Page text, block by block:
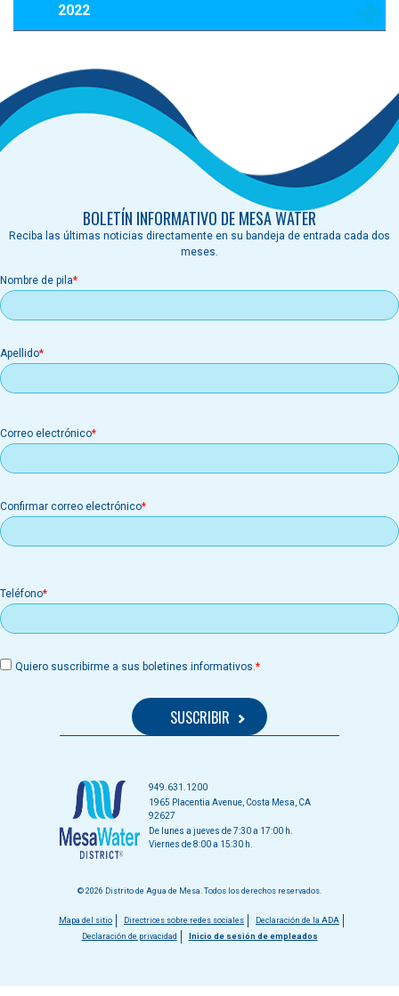
2022
BOLETÍN INFORMATIVO DE MESA WATER
Reciba las últimas noticias directamente en su bandeja de entrada cada dos
meses.
Nombre de pila
Apellido
Correo
electrónico
Correo electrónico
Confirmar correo electrónico
Teléfono
Quiero suscribirme a sus boletines informativos.
949.631.1200
1965 Placentia Avenue, Costa Mesa, CA
92627
De lunes a jueves de 7:30 a 17:00 h.
Viernes de 8:00 a 15:30 h.
© 2026 Distrito de Agua de Mesa. Todos los derechos reservados.
Menú
Mapa del sitio Directrices sobre redes sociales
Declaración de la ADA
Declaración de privacidad
Inicio de sesión de empleados